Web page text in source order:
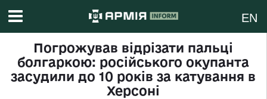
EN
Погрожував відрізати пальці
болгаркою: російського окупанта
засудили до 10 років за катування в
Херсоні